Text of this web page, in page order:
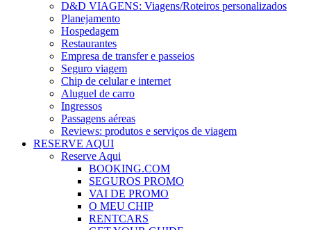
D&D VIAGENS: Viagens/Roteiros personalizados
Planejamento
Hospedagem
Restaurantes
Empresa de transfer e passeios
Seguro viagem
Chip de celular e internet
Aluguel de carro
Ingressos
Passagens aéreas
Reviews: produtos e serviços de viagem
RESERVE AQUI
Reserve Aqui
BOOKING.COM
SEGUROS PROMO
VAI DE PROMO
O MEU CHIP
RENTCARS